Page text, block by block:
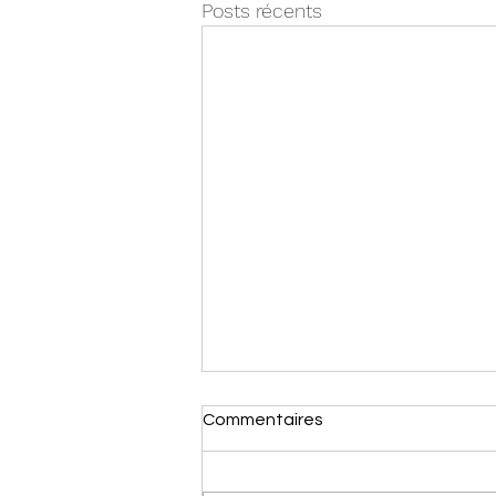
Posts récents
Commentaires